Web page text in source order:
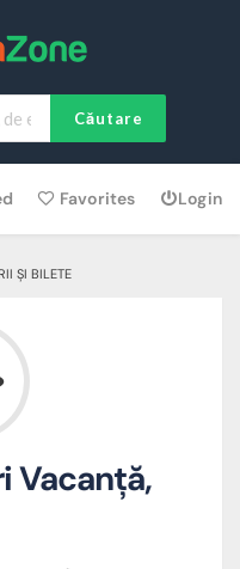
Căutare
Favorites Login
ȘI BILETE
Vacanță,